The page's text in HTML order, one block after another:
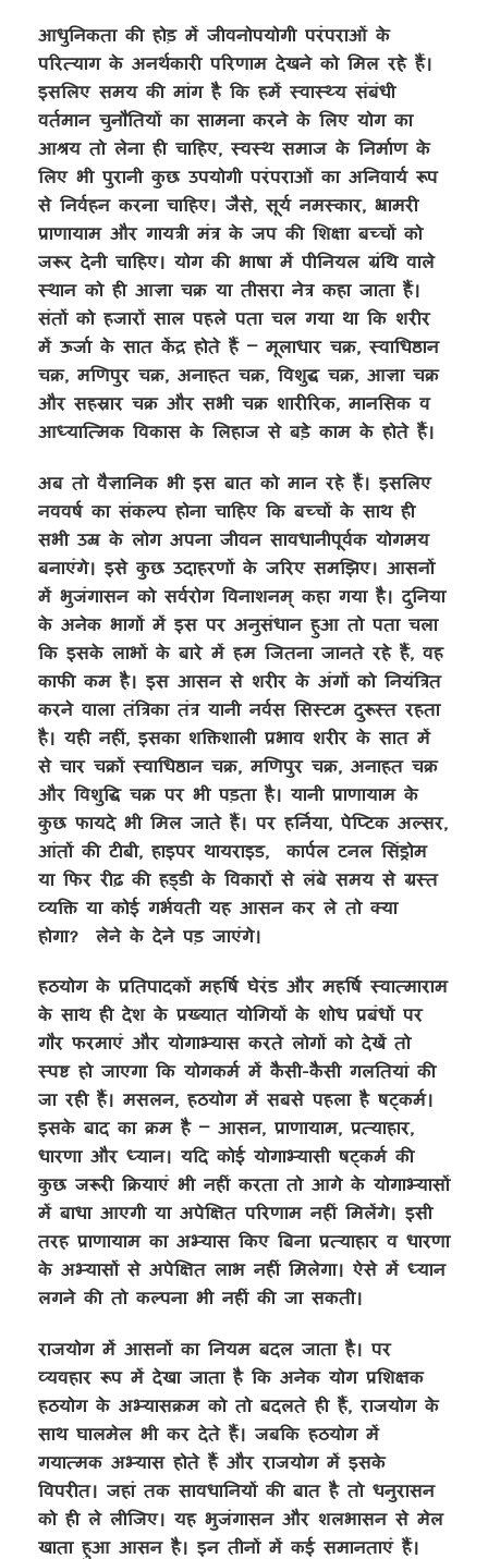
आधुनिकता की होड़ में जीवनोपयोगी परंपराओं के
परित्याग के अनर्थकारी परिणाम देखने को मिल रहे हैं।
इसलिए समय की मांग है कि हमें स्वास्थ्य संबंधी
वर्तमान चुनौतियों का सामना करने के लिए योग का
आश्रय तो लेना ही चाहिए, स्वस्थ समाज के निर्माण के
लिए भी पुरानी कुछ उपयोगी परंपराओं का अनिवार्य रूप
से निर्वहन करना चाहिए। जैसे, सूर्य नमस्कार, भ्रामरी
प्राणायाम और गायत्री मंत्र के जप की शिक्षा बच्चों को
जरूर देनी चाहिए। योग की भाषा में पीनियल ग्रंथि वाले
स्थान को ही आज्ञा चक्र या तीसरा नेत्र कहा जाता हैं।
संतों को हजारों साल पहले पता चल गया था कि शरीर
में ऊर्जा के सात केंद्र होते हैं – मूलाधार चक्र, स्वाधिष्ठान
चक्र, मणिपुर चक्र, अनाहत चक्र, विशुद्ध चक्र, आज्ञा चक्र
और सहस्रार चक्र और सभी चक्र शारीरिक, मानसिक व
आध्यात्मिक विकास के लिहाज से बड़े काम के होते हैं।
अब तो वैज्ञानिक भी इस बात को मान रहे हैं। इसलिए
नववर्ष का संकल्प होना चाहिए कि बच्चों के साथ ही
सभी उम्र के लोग अपना जीवन सावधानीपूर्वक योगमय
बनाएंगे। इसे कुछ उदाहरणों के जरिए समझिए। आसनों
में भुजंगासन को सर्वरोग विनाशनम् कहा गया है। दुनिया
के अनेक भागों में इस पर अनुसंधान हुआ तो पता चला
कि इसके लाभों के बारे में हम जितना जानते रहे हैं, वह
काफी कम है। इस आसन से शरीर के अंगों को नियंत्रित
करने वाला तंत्रिका तंत्र यानी नर्वस सिस्टम दुरूस्त रहता
है। यही नहीं, इसका शक्तिशाली प्रभाव शरीर के सात में
से चार चक्रों स्वाधिष्ठान चक्र, मणिपुर चक्र, अनाहत चक्र
और विशुद्धि चक्र पर भी पड़ता है। यानी प्राणायाम के
कुछ फायदे भी मिल जाते हैं। पर हर्निया, पेप्टिक अल्सर,
आंतों की टीबी, हाइपर थायराइड, कार्पल टनल सिंड्रोम
या फिर रीढ़ की हड्डी के विकारों से लंबे समय से ग्रस्त
व्यक्ति या कोई गर्भवती यह आसन कर ले तो क्या
होगा? लेने के देने पड़ जाएंगे।
हठयोग के प्रतिपादकों महर्षि घेरंड और महर्षि स्वात्माराम
के साथ ही देश के प्रख्यात योगियों के शोध प्रबंधों पर
गौर फरमाएं और योगाभ्यास करते लोगों को देखें तो
स्पष्ट हो जाएगा कि योगकर्म में कैसी-कैसी गलतियां की
जा रही हैं। मसलन, हठयोग में सबसे पहला है षट्कर्म।
इसके बाद का क्रम है – आसन, प्राणायाम, प्रत्याहार,
धारणा और ध्यान। यदि कोई योगाभ्यासी षट्कर्म की
कुछ जरूरी क्रियाएं भी नहीं करता तो आगे के योगाभ्यासों
में बाधा आएगी या अपेक्षित परिणाम नहीं मिलेंगे। इसी
तरह प्राणायाम का अभ्यास किए बिना प्रत्याहार व धारणा
के अभ्यासों से अपेक्षित लाभ नहीं मिलेगा। ऐसे में ध्यान
लगने की तो कल्पना भी नहीं की जा सकती।
राजयोग में आसनों का नियम बदल जाता है। पर
व्यवहार रूप में देखा जाता है कि अनेक योग प्रशिक्षक
हठयोग के अभ्यासक्रम को तो बदलते ही हैं, राजयोग के
साथ घालमेल भी कर देते हैं। जबकि हठयोग में
गयात्मक अभ्यास होते हैं और राजयोग में इसके
विपरीत। जहां तक सावधानियों की बात है तो धनुरासन
को ही ले लीजिए। यह भुजंगासन और शलभासन से मेल
खाता हुआ आसन है। इन तीनों में कई समानताएं हैं।